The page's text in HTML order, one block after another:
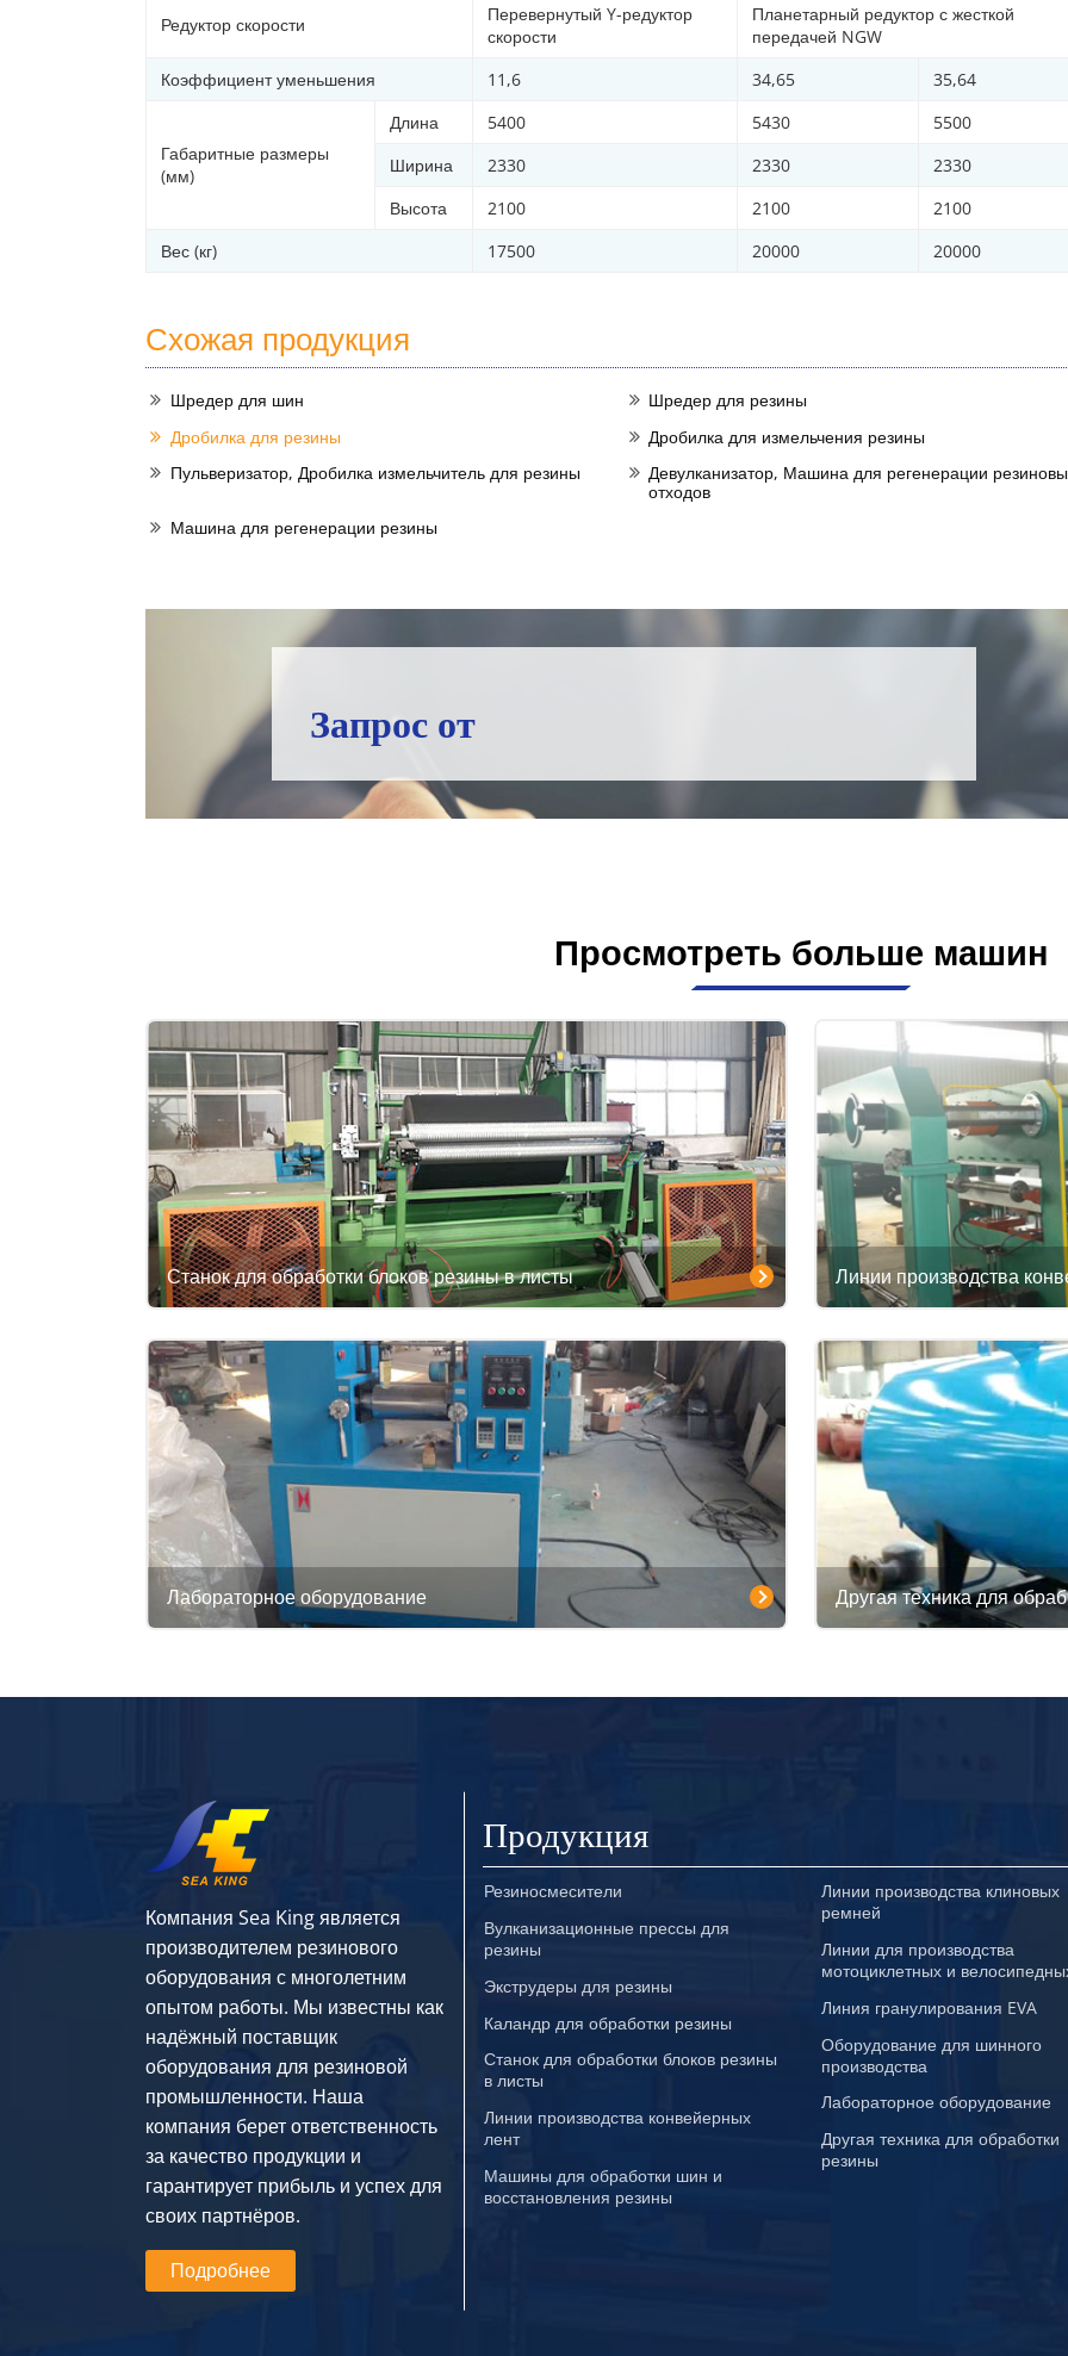
Редуктор скорости
Перевернутый Y-редуктор
скорости
Планетарный редуктор с жесткой
передачей NGW
Коэффициент уменьшения
11,6 34,65 35,64
Габаритные размеры
(мм)
Длина 5400 5430
5500
Ширина
2330 2330
2330
Высота
2100 2100
2100
Вес (кг)
17500 20000 20000
Схожая продукция
Шредер для шин
Шредер для резины
Дробилка для резины
Дробилка для измельчения резины
Пульверизатор, Дробилка измельчитель для резины
Девулканизатор, Машина для регенерации
отходов
Машина для регенерации резины
Запрос от
Просмотреть больше машин
Станок для обработки блоков резины в листы Линии производства
Лабораторное оборудование Другая техника для
Компания Sea King является
производителем резинового
оборудования с многолетним
опытом работы. Мы известны как
надёжный поставщик
оборудования для резиновой
промышленности. Наша
компания берет ответственность
за качество продукции и
гарантирует прибыль и успех для
своих партнёров.
Подробнее
Продукция
Резиносмесители
Вулканизационные прессы для
резины
Экструдеры для резины
Каландр для обработки резины
Станок для обработки блоков резины
в листы
Линии производства конвейерных
лент
Машины для обработки шин и
восстановления резины
Линии производства клиновых
ремней
Линии для производства
мотоциклетных и
Линия гранулирования EVA
Оборудование для шинного
производства
Лабораторное оборудование
Другая техника для обработки
резины